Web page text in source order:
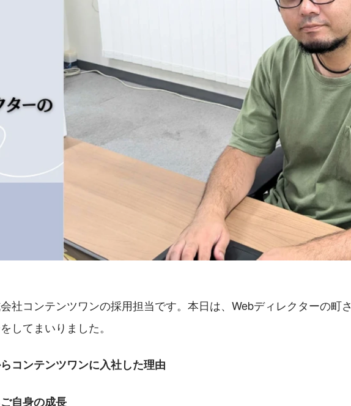
社コンテンツワンの採用担当です。本日は、Webディレクターの町さ
してまいりました。
コンテンツワンに入社した理由
自身の成長